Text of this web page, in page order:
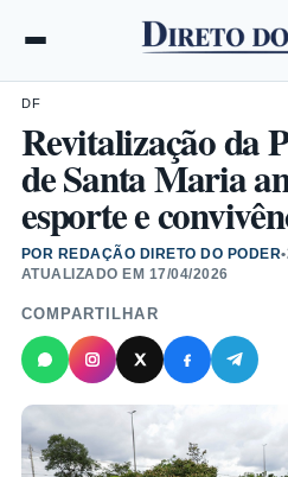
DF
Revitalização da
de Santa Maria
esporte e
POR REDAÇÃO DIRETO DO PODER•
ATUALIZADO EM 17/04/2026
COMPARTILHAR